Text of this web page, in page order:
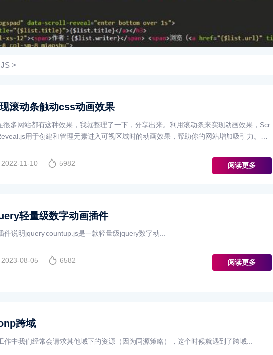
JS >
滚动条触动css动画效果
很多网站都有这种效果，我就整理了一下，分享出来。利用滚动条来实现动画效果，Scr
用于创建和管理元素进入可视区域时的动画效果，帮助你的网站增加吸引力。只
2022-11-10
5982 阅读更多
轻量级数字动画插件
说明jquery.countup.js是一款轻量级jquery数字动...
2023-08-05 6582 阅读更多
跨域
中我们经常会请求其他域下的资源（因为同源策略），这个时候就遇到了跨域...